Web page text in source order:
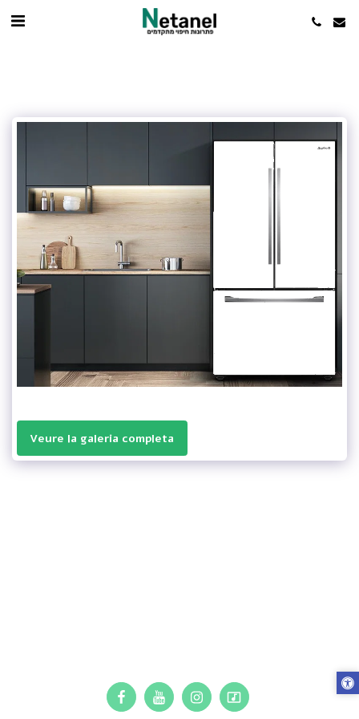
Veure la galeria completa